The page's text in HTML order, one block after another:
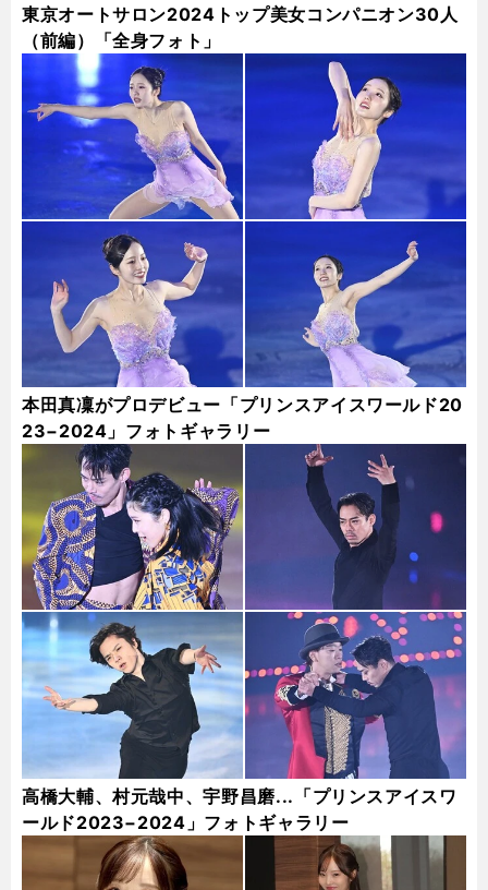
東京オートサロン2024トップ美女コンパニオン30人
（前編）「全身フォト」
本田真凜がプロデビュー「プリンスアイスワールド20
23−2024」フォトギャラリー
高橋大輔、村元哉中、宇野昌磨...「プリンスアイスワ
ールド2023−2024」フォトギャラリー